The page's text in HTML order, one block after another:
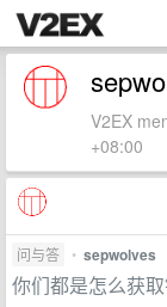
V2EX
+08:00
问与答 • sepwolves
你们都是怎么获